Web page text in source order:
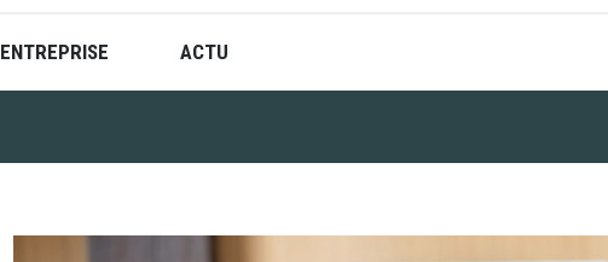
ENTREPRISE ACTU